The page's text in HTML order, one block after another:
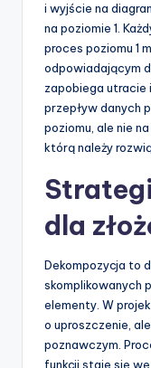
i wyjście na
na poziomie 1.
proces poziomu 1
odpowiadającym
zapobiega utracie
przepływ danych
poziomu, ale nie
którą należy
dla
Dekompozycja to
skomplikowanych
elementy. W
o uproszczenie,
poznawczym.
funkcji staje się